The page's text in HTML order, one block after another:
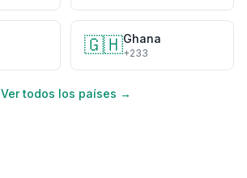
🇬🇭Ghana
+233
Ver todos los países →